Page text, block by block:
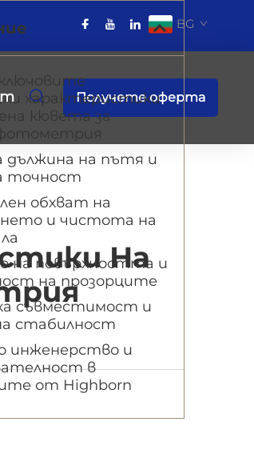
BG
Получете оферта
На
характеристики
кювета за
на пътя и
точност
обхват на
и чистота на
на повърхността и
на прозорците
съвместимост и
стабилност
инженерство и
в
от Highborn